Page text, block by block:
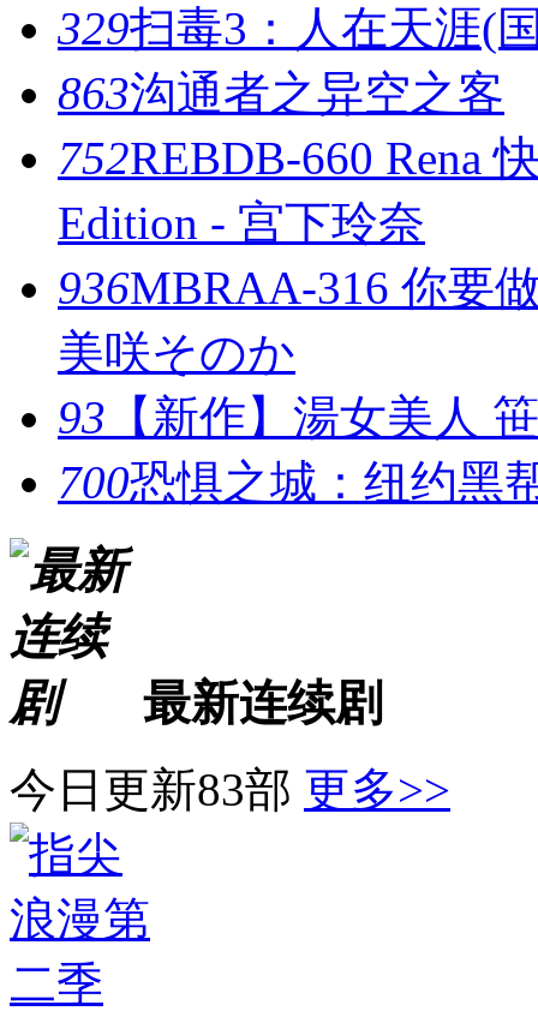
329扫毒3：人在天涯(
863沟通者之异空之客
752REBDB-660 Rena
Edition - 宫下玲奈
936MBRAA-316 你要
美咲そのか
93 【新作】湯女美人
700恐惧之城：纽约黑
最新连续剧
今日更新83部 更多>>